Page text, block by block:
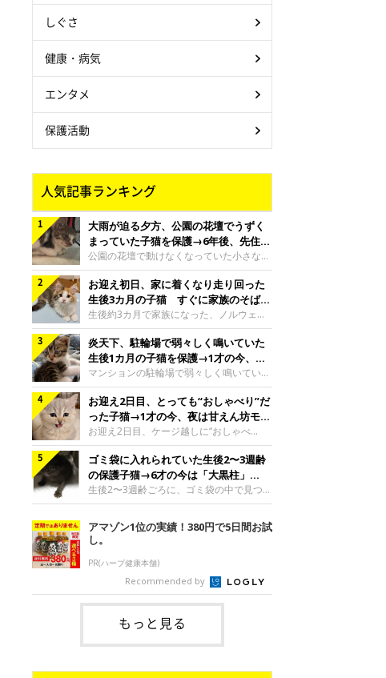
しぐさ
健康・病気
エンタメ
保護活動
人気記事ランキング
大雨が迫る夕方、公園の花壇でうずく
まっていた子猫を保護→6年後、先住猫
と“姉妹”のような関係に
公園の花壇で動けなくなっていた小さな子
猫。家族に迎えられてから6年、先住猫と
の間には深い絆が育まれていました。保護
当時のティダちゃん。
@muumuu62197189紹介するのは、
X（旧Twitter）ユーザー
@muumuu62197189さんの愛猫・ティダ
ちゃん（取材時6才）の成長記録です。こ
ちらは、生後3カ月ごろのティダちゃん。
飼い主さんが出会ったのは、夜から大雨に
なると予報されていた日の夕方でした。花
壇で動けずにいた子猫保護したばかりのテ
ィダちゃん。@muumuu62197189飼い主
さんは、公園の
お迎え初日、家に着くなり走り回った
生後3カ月の子猫 すぐに家族のそばで
落ち着く姿に「迎えてよかった」
生後約3カ月で家族になった、ノルウェー
ジャンフォレストキャットの子猫。お迎え
翌日には、すでに家でくつろぐ様子を見せ
ていました。お迎え翌日、ベッドでうとう
とするむうちゃんお迎え翌日のむうちゃ
ん。@umimugi0304紹介するのは、
Instagramユーザー@umimugi0304さんの
愛猫・むうちゃん（撮影時、生後約3カ月
／ノルウェージャンフォレストキャッ
ト）。こちらは、お迎え翌日に撮影された
一枚。ゴハンをお腹いっぱい食べたむうち
ゃんは眠くなり、飼い主さん夫婦のベッド
でうとうとし始めたのだとか。飼い主さ
炎天下、駐輪場で弱々しく鳴いていた
生後1カ月の子猫を保護→1才の今、筋
肉質でツンデレなコに成長
マンションの駐輪場で弱々しく鳴いてい
た、生後1カ月ほどの子猫。家族に迎えら
れてから1年、体も行動も大きく成長しま
した。炎天下の駐輪場で鳴いていた小さな
子猫保護当時のモモちゃん。@Kingponzu
紹介するのは、X（旧Twitter）ユーザー
@Kingponzuさんの愛猫・モモちゃん（取
材時1才）の成長記録です。こちらは、モ
モちゃんが生後1カ月ごろに撮影された一
枚。飼い主さんの自宅マンションの駐輪場
です。子猫時代のモモちゃん。
@Kingponzuその日は気温が35℃を
お迎え2日目、とっても“おしゃべり”だ
った子猫→1才の今、夜は甘えん坊モー
ドになるコに成長！
お迎え2日目、ケージ越しに“おしゃべ
り”する姿を見せていた子猫。1才になった
今も見せる愛らしい姿にキュンとします。
お迎え2日目、ケージ越しに何かを伝える
ももちゃん“おしゃべり”なももちゃん。
@poocoonyan紹介するのは、Instagram
ユーザー@poocoonyanさんの愛猫・もも
ちゃん（取材時1才／マンチカン）です。
こちらの動画は、ももちゃんが生後2カ月
を過ぎたころ、お迎え2日目に撮影された
もの。新しい環境にゆっくり慣れてもらう
ため、当時はケージの中で過ごしていまし
た。鳴いてアピールするももち
ゴミ袋に入れられていた生後2〜3週齢
の保護子猫→6才の今は「大黒柱」
に！ 美しい黒猫に成長した姿にグッ
とくる
生後2〜3週齢ごろに、ゴミ袋の中で見つか
った小さな命。ミルクから育てられたその
子猫は今、家族に欠かせない存在へと成長
しました。ゴミ袋の中で見つかった、ミニ
モグラのような子猫よちよち歩きをしてい
たころの、生後2〜3週齢ごろのドンちゃ
ん。@doddou_1今回紹介するのは、
X（旧Twitter）ユーザー@doddou_1さん
の愛猫・ドンちゃん（取材時、推定6才／
本名：ドミトリー・ドンスコイ）。ドンち
ゃんは、保護猫でした。ドンちゃんが見つ
かったのは、飼い主さんの姉の勤め先の敷
アマゾン1位の実績！380円で5日間お試
し。
PR(ハーブ健康本舗)
Recommended by
もっと見る